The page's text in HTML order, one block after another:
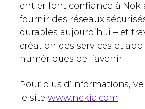
entier font confiance à
fournir des réseaux
durables aujourd’hui – et
création des services et
numériques de l’avenir.
Pour plus d’informations,
le site www.nokia.com